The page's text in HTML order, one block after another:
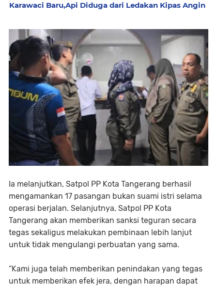
Karawaci Baru,Api Diduga dari Ledakan Kipas Angin
Ia melanjutkan, Satpol PP Kota Tangerang berhasil
mengamankan 17 pasangan bukan suami istri selama
operasi berjalan. Selanjutnya, Satpol PP Kota
Tangerang akan memberikan sanksi teguran secara
tegas sekaligus melakukan pembinaan lebih lanjut
untuk tidak mengulangi perbuatan yang sama.
“Kami juga telah memberikan penindakan yang tegas
untuk memberikan efek jera, dengan harapan dapat